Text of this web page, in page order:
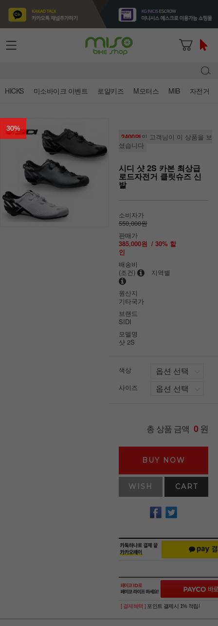
HICKS 미소바이크 이벤트 로얄키즈 M모터스 MIB 자전거
30%
2400명의 고객님이 이 상품을 보
셨습니다
시디 샷 2S 카본 최상급
로드자전거 클릿슈즈 신
발
소비자가
550,000원
판매가
385,000원 / 30% 할
인
배송비
(조건)
지역별
원산지
기타국가
브랜드
SIDI
모델명
샷 2S
색상
사이즈
총 상품 금액 0원
BUY NOW
WISH CART
[ 결제혜택 ] 포인트 결제시 1% 적립!